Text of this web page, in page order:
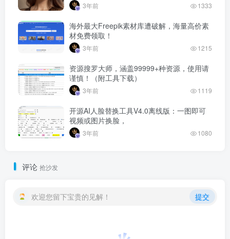
3年前 1333
海外最大Freepik素材库遭破解，海量高价素
材免费领取！
3年前 1215
资源搜罗大师，涵盖99999+种资源，使用请
谨慎！（附工具下载）
3年前 1119
开源AI人脸替换工具V4.0离线版：一图即可
视频或图片换脸，
3年前 1080
评论 抢沙发
欢迎您留下宝贵的见解！ 提交